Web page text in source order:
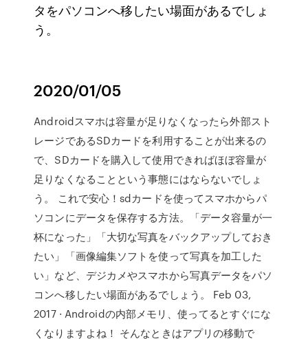
タをパソコンへ移したい場面があるでしょ
う。
2020/01/05
Androidスマホは容量が足りなくなったら外部スト
レージであるSDカードを利用することが出来るの
で、SDカードを購入して使用できればほぼ容量が
足りなくなることという事態にはならないでしょ
う。 これで安心！sdカードを使ってスマホからパ
ソコンにデータを保存する方法。「データ容量が一
杯になった」「大切な写真をバックアップしておき
たい」「画像編集ソフトを使って写真を加工した
い」など、デジカメやスマホから写真データをパソ
コンへ移したい場面があるでしょう。 Feb 03,
2017 · Androidの内部メモリ、使ってるとすぐにな
くなりますよね！ そんなときはアプリの移動で